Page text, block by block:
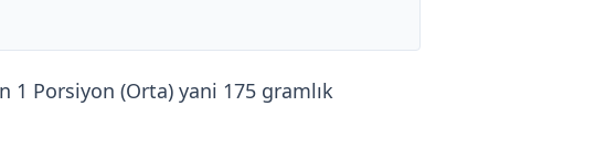
1 Porsiyon (Orta) yani 175 gramlık